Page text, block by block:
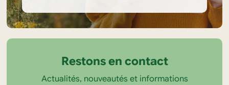
Informations
sur
boutique
Restons en contact
Actualités, nouveautés et informations